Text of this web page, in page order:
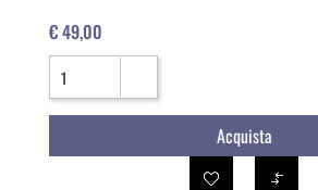
€ 49,00
Quantità
Acquista